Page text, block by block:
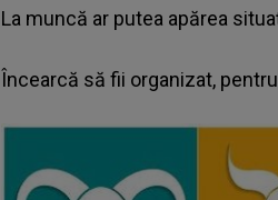
La muncă ar putea apărea
Încearcă să fii organizat,